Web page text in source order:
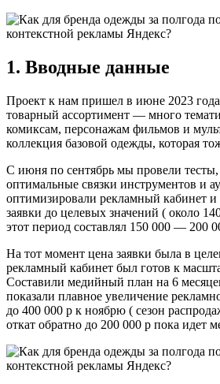
1. Вводные данные
Проект к нам пришел в июне 2023
товарный ассортимент — много
комиксам, персонажам фильмов и
коллекция базовой одежды, которая
С июня по сентябрь мы провели
оптимальные связки инструментов и
оптимизировали рекламный кабинет и
заявки до целевых значений ( около
этот период составлял 150 000 — 200
На тот момент цена заявки была в
рекламный кабинет был готов к
Составили медийный план на 6
показали плавное увеличение
до 400 000 р к ноябрю ( сезон
откат обратно до 200 000 р пока идет